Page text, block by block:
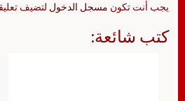
يجب أنت تكون مسجل الدخول لتضيف
كتب شائعة: